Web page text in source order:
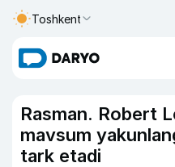
Toshkent
Rasman. Robert
mavsum
tark etadi